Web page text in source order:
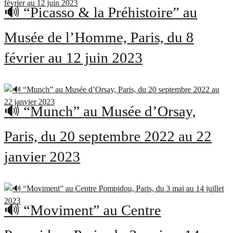
🔊 “Picasso & la Préhistoire” au
Musée de l’Homme, Paris, du 8
février au 12 juin 2023
🔊 “Munch” au Musée d’Orsay,
Paris, du 20 septembre 2022 au 22
janvier 2023
🔊 “Moviment” au Centre